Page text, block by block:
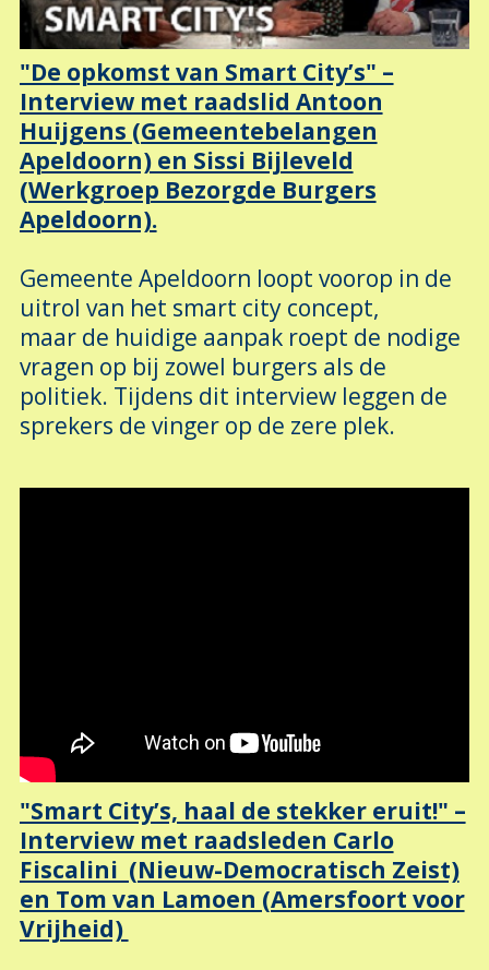
"De opkomst van Smart City’s" –
Interview met raadslid Antoon
Huijgens (Gemeentebelangen
Apeldoorn) en Sissi Bijleveld
(Werkgroep Bezorgde Burgers
Apeldoorn).
Gemeente Apeldoorn loopt voorop in de
uitrol van het smart city concept,
maar de huidige aanpak roept de nodige
vragen op bij zowel burgers als de
politiek. Tijdens dit interview leggen de
sprekers de vinger op de zere plek.
"Smart City’s, haal de stekker eruit!" –
Interview met raadsleden Carlo
Fiscalini (Nieuw-Democratisch Zeist)
en Tom van Lamoen (Amersfoort voor
Vrijheid)